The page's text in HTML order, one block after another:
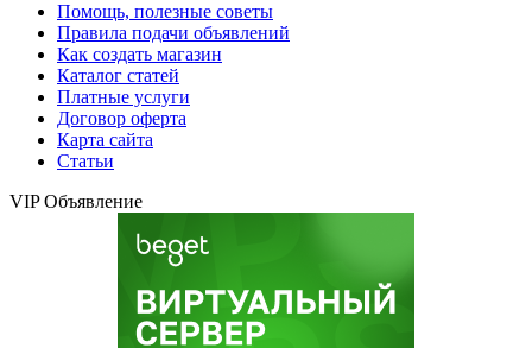
Помощь, полезные советы
Правила подачи объявлений
Как создать магазин
Каталог статей
Платные услуги
Договор оферта
Карта сайта
Статьи
VIP Объявление